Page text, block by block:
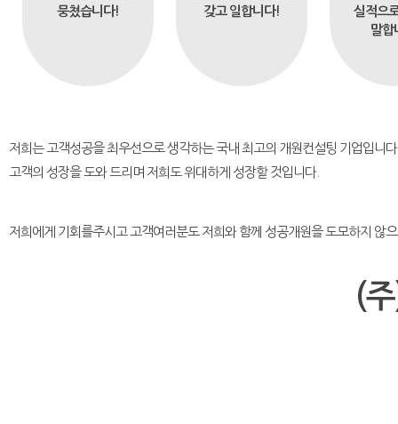
뭉쳤습니다!
갖고 일합니다!
실적으
말합
저희는 고객성공을 최우선으로 생각하는 국내 최고의 개원컨설팅 기업입니
고객의 성장을 도와 드리며 저희도 위대하게 성장할 것입니다.
저희에게 기회를주시고 고객여러분도 저희와 함께 성공개원을 도모하지 않
(